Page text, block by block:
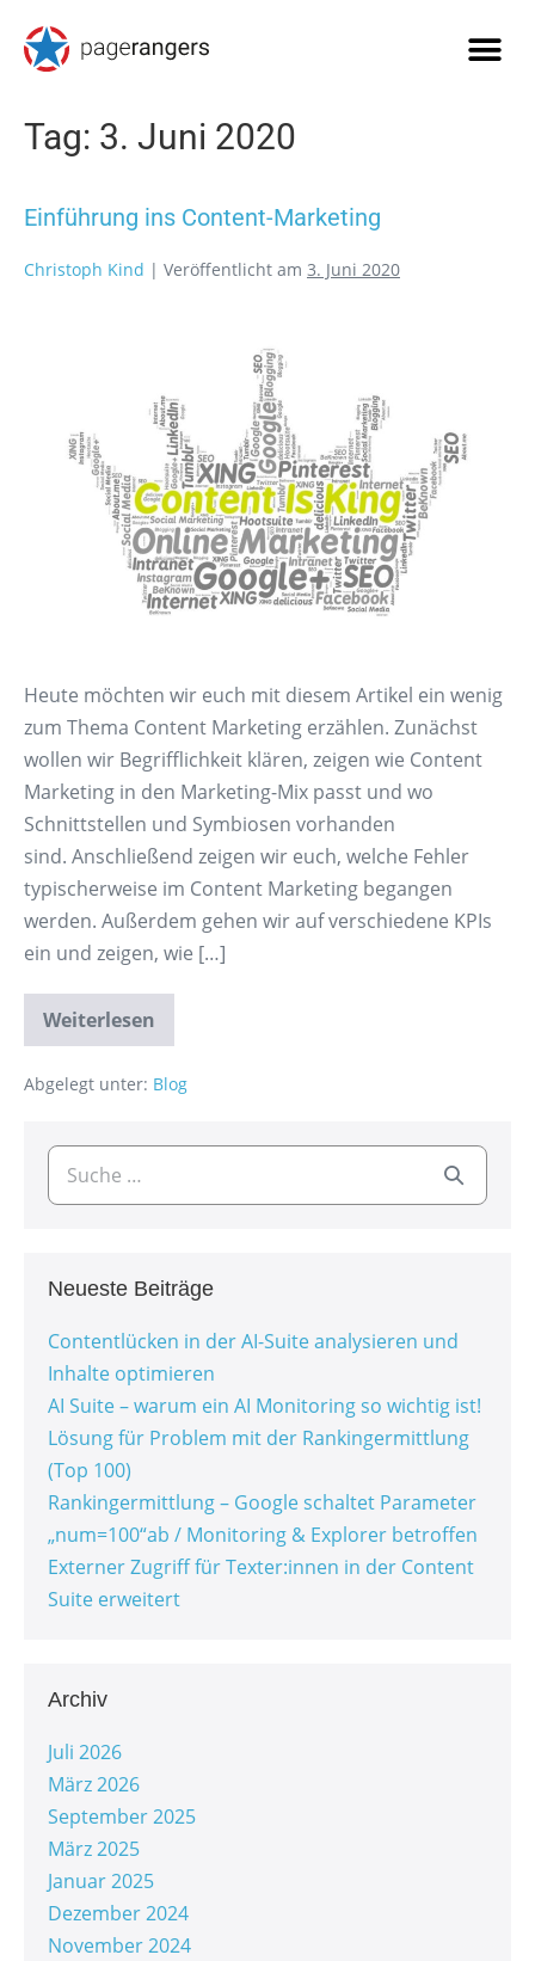
Tag: 3. Juni 2020
Einführung ins Content-Marketing
Christoph Kind | Veröffentlicht am 3. Juni 2020
Heute möchten wir euch mit diesem Artikel ein wenig
zum Thema Content Marketing erzählen. Zunächst
wollen wir Begrifflichkeit klären, zeigen wie Content
Marketing in den Marketing-Mix passt und wo
Schnittstellen und Symbiosen vorhanden
sind. Anschließend zeigen wir euch, welche Fehler
typischerweise im Content Marketing begangen
werden. Außerdem gehen wir auf verschiedene KPIs
ein und zeigen, wie […]
Weiterlesen
Abgelegt unter: Blog
Neueste Beiträge
Contentlücken in der AI-Suite analysieren und
Inhalte optimieren
AI Suite – warum ein AI Monitoring so wichtig ist!
Lösung für Problem mit der Rankingermittlung
(Top 100)
Rankingermittlung – Google schaltet Parameter
„num=100“ab / Monitoring & Explorer betroffen
Externer Zugriff für Texter:innen in der Content
Suite erweitert
Archiv
Juli 2026
März 2026
September 2025
März 2025
Januar 2025
Dezember 2024
November 2024